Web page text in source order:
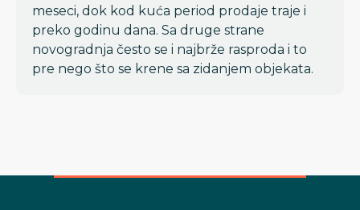
meseci, dok kod kuća period prodaje traje i
preko godinu dana. Sa druge strane
novogradnja često se i najbrže rasproda i to
pre nego što se krene sa zidanjem objekata.